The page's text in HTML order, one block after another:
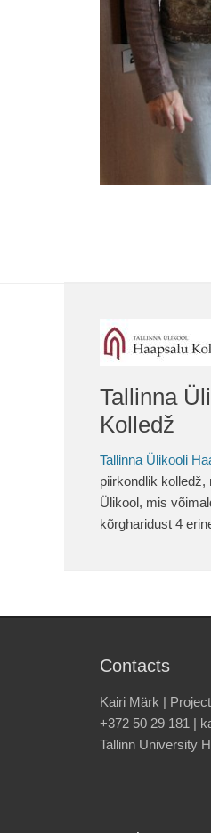
Tallinna
Kolledž
Tallinna Ülikooli
piirkondlik kolledž,
Ülikool, mis
kõrgharidust 4
Contacts
Kairi Märk |
+372 50 29 181 |
Tallinn University